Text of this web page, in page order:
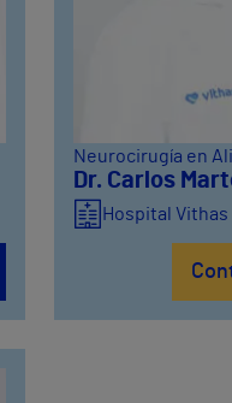
Neurocirugía en
Dr. Carlos
Hospital Vithas